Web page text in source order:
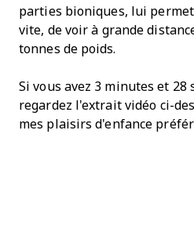
parties bioniques, lui
vite, de voir à grande
tonnes de poids.
Si vous avez 3 minutes et 28
regardez l'extrait vidéo ci-
mes plaisirs d'enfance